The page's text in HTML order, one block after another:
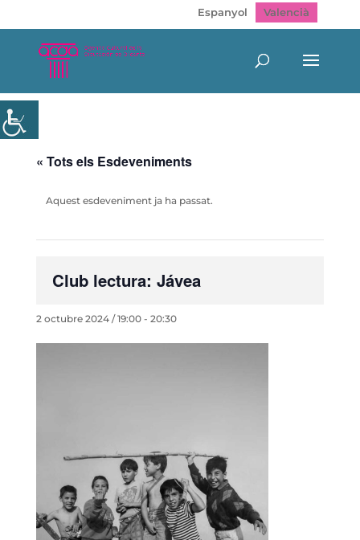
Espanyol Valencià
« Tots els Esdeveniments
Aquest esdeveniment ja ha passat.
Club lectura: Jávea
2 octubre 2024 / 19:00- 20:30